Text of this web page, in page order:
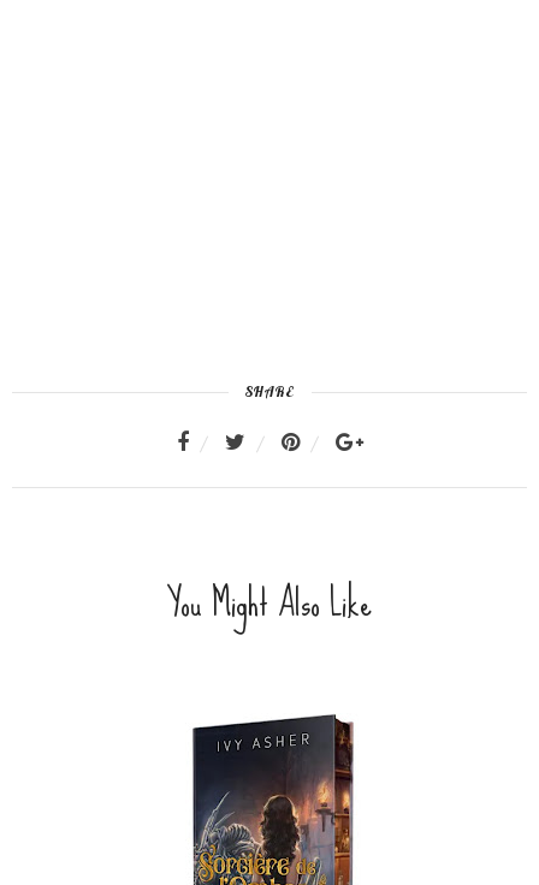
SHARE
You Might Also Like